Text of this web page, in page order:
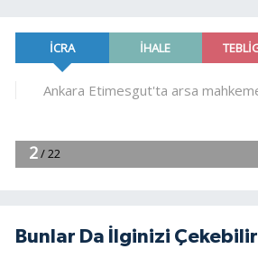
Bunlar Da İlginizi Çekebilir